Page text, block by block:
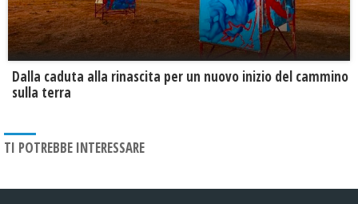
Dalla caduta alla rinascita per un nuovo inizio del cammino
sulla terra
TI POTREBBE INTERESSARE